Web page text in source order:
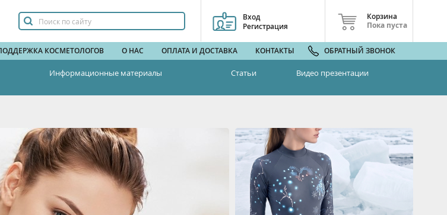
Вход
Регистрация
Корзина
Пока пуста
КОСМЕТОЛОГОВ О НАС ОПЛАТА И ДОСТАВКА КОНТАКТЫ ОБРАТНЫЙ ЗВОНОК
Информационные материалы Статьи Видео презентации